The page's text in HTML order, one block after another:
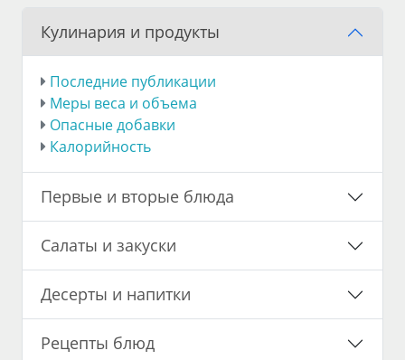
Кулинария и продукты
Последние публикации
Меры веса и объема
Опасные добавки
Калорийность
Первые и вторые блюда
Салаты и закуски
Десерты и напитки
Рецепты блюд